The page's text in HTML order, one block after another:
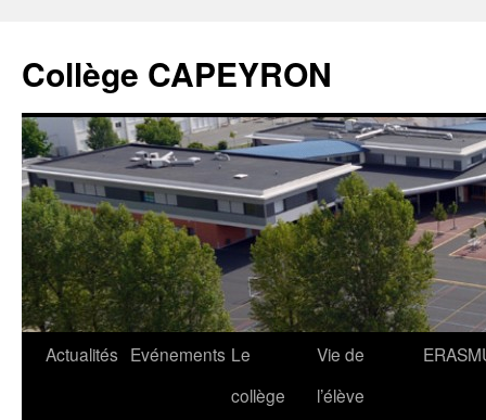
Collège CAPEYRON
Actualités Evénements Le
collège
Vie de
l’élève